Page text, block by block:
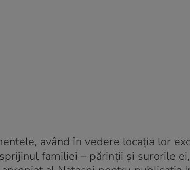
având în vedere locația lor
familiei – părinții și surorile